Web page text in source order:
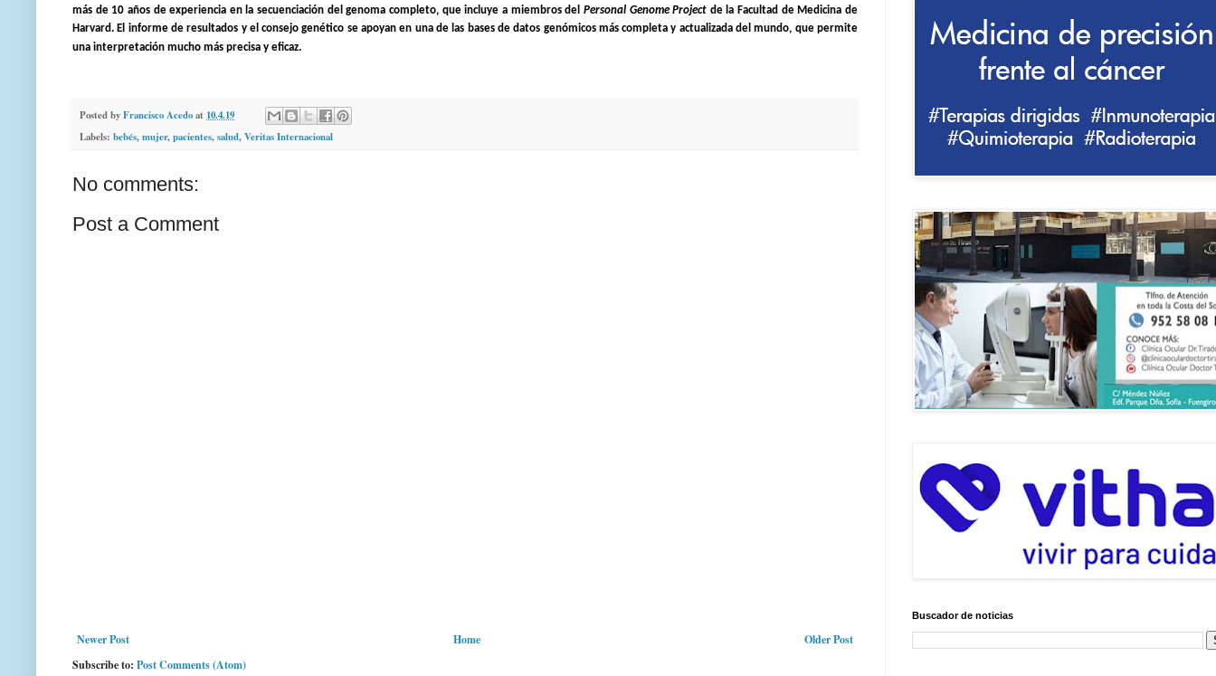
más de 10 años de experiencia en la secuenciación del genoma completo, que incluye a miembros del Personal Genome Project de la Facultad de Medicina de
Harvard. El informe de resultados y el consejo genético se apoyan en una de las bases de datos genómicos más completa y actualizada del mundo, que permite
una interpretación mucho más precisa y eficaz.
Posted byFrancisco Acedoat 10.4.19
Labels: bebés,mujer,pacientes,salud,Veritas Internacional
No comments:
Post a Comment
Newer Post Older Post
Home
Subscribe to: Post Comments (Atom)
Buscador de noticias